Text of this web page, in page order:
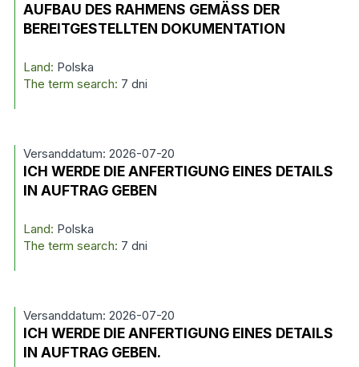
AUFBAU DES RAHMENS GEMÄSS DER
BEREITGESTELLTEN DOKUMENTATION
Land: Polska
The term search: 7 dni
Versanddatum: 2026-07-20
ICH WERDE DIE ANFERTIGUNG EINES DETAILS
IN AUFTRAG GEBEN
Land: Polska
The term search: 7 dni
Versanddatum: 2026-07-20
ICH WERDE DIE ANFERTIGUNG EINES DETAILS
IN AUFTRAG GEBEN.